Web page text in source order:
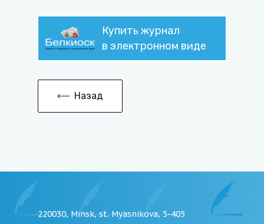
Купить журнал
в электронном виде
Назад
220030, Minsk, st. Myasnikova, 5-405